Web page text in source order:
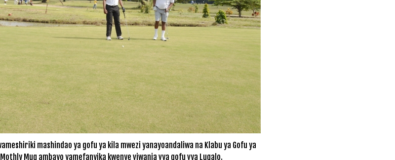
mashindao ya gofu ya kila mwezi yanayoandaliwa na Klabu ya Gofu ya
Mug ambayo yamefanyika kwenye viwanja vya gofu vya Lugalo.